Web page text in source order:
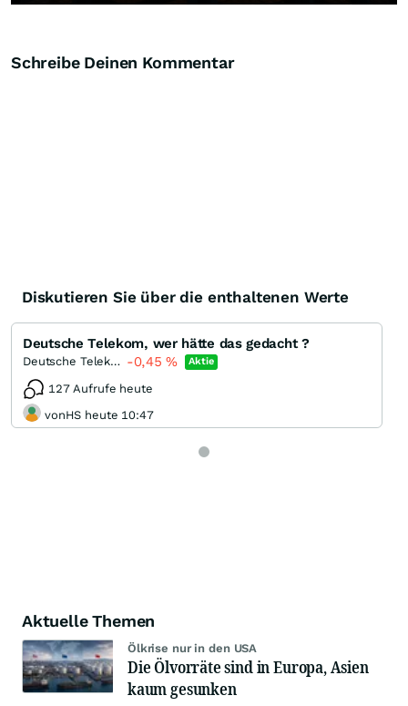
Schreibe Deinen Kommentar
Diskutieren Sie über die enthaltenen Werte
Deutsche Telekom, wer hätte das gedacht ?
Deutsche Telekom -0,45% Aktie
127 Aufrufe heute
vonHS heute 10:47
Aktuelle Themen
Ölkrise nur in den USA
Die Ölvorräte sind in Europa, Asien
kaum gesunken